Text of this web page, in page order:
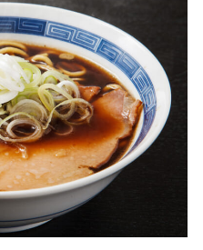
しめる人気店15選
店